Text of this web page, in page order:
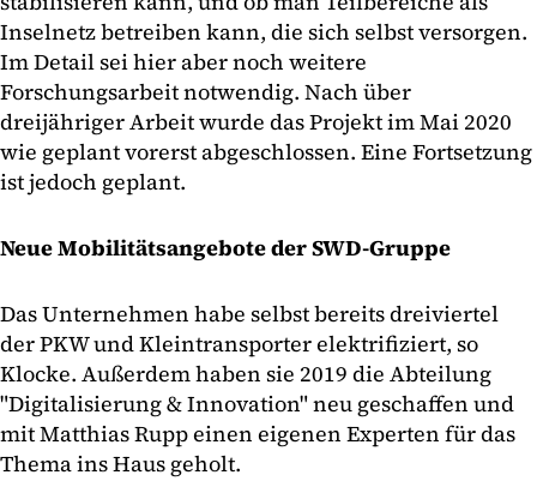
Inselnetz betreiben kann, die sich selbst versorgen.
Im Detail sei hier aber noch weitere
Forschungsarbeit notwendig. Nach über
dreijähriger Arbeit wurde das Projekt im Mai 2020
wie geplant vorerst abgeschlossen. Eine Fortsetzung
ist jedoch geplant.
Neue Mobilitätsangebote der SWD-Gruppe
Das Unternehmen habe selbst bereits dreiviertel
der PKW und Kleintransporter elektrifiziert, so
Klocke. Außerdem haben sie 2019 die Abteilung
"Digitalisierung & Innovation" neu geschaffen und
mit Matthias Rupp einen eigenen Experten für das
Thema ins Haus geholt.